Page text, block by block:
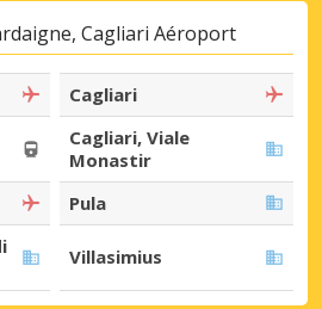
Cagliari Aéroport
Cagliari
Cagliari, Viale
Monastir
Pula
Villasimius